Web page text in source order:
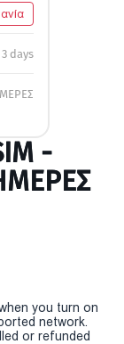
3 days
-
you turn on
network.
or refunded